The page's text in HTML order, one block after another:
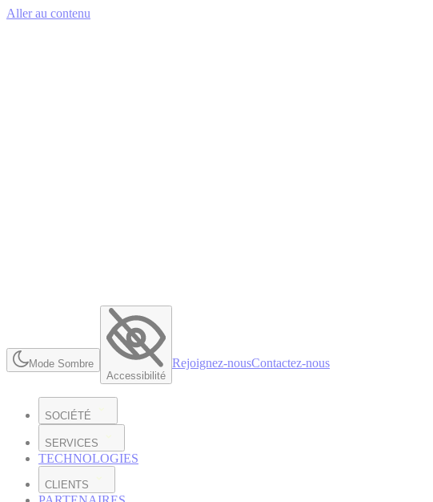
Aller au contenu
Mode Sombre
Accessibilité
Rejoignez-nousContactez-nous
SOCIÉTÉ
SERVICES
TECHNOLOGIES
CLIENTS